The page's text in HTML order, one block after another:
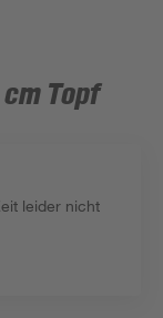
Topf
leider nicht